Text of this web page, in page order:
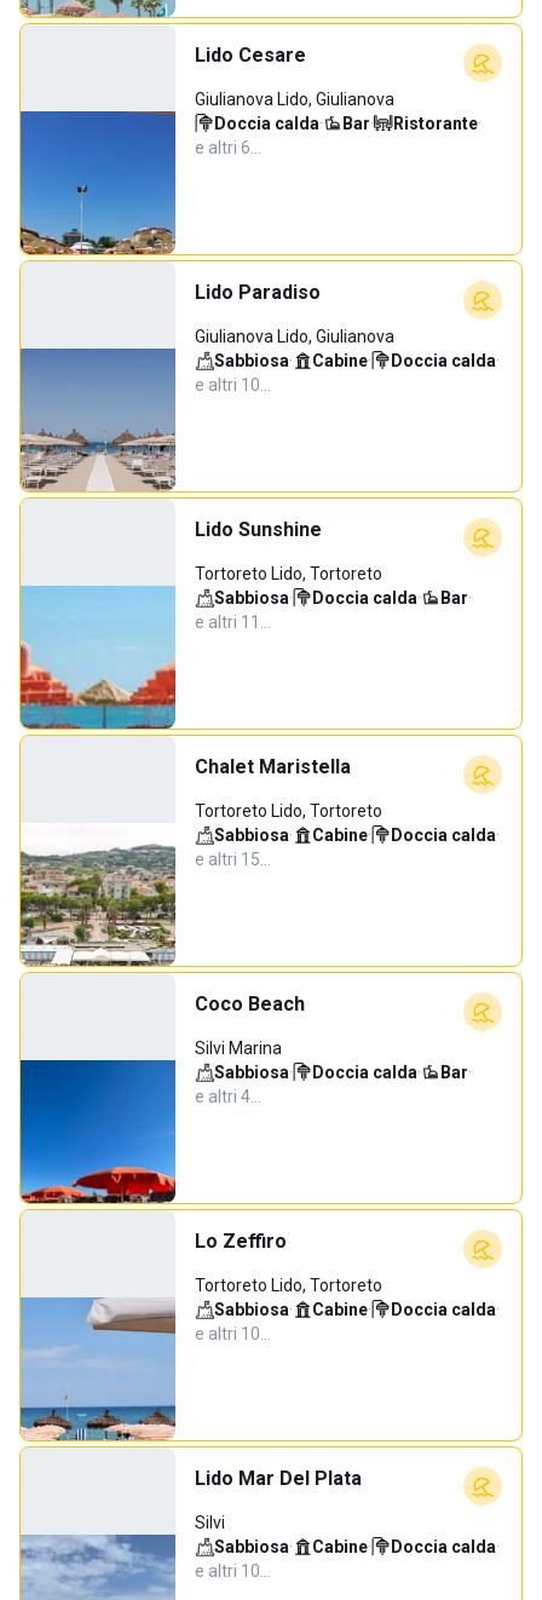
Lido Cesare
Giulianova Lido, Giulianova
Doccia calda· Bar· Ristorante·
e altri 6…
Lido Paradiso
Giulianova Lido, Giulianova
Sabbiosa· Cabine· Doccia calda·
e altri 10…
Lido Sunshine
Tortoreto Lido, Tortoreto
Sabbiosa· Doccia calda· Bar·
e altri 11…
Chalet Maristella
Tortoreto Lido, Tortoreto
Sabbiosa· Cabine· Doccia calda·
e altri 15…
Coco Beach
Silvi Marina
Sabbiosa· Doccia calda· Bar·
e altri 4…
Lo Zeffiro
Tortoreto Lido, Tortoreto
Sabbiosa· Cabine· Doccia calda·
e altri 10…
Lido Mar Del Plata
Silvi
Sabbiosa· Cabine· Doccia calda·
e altri 10…